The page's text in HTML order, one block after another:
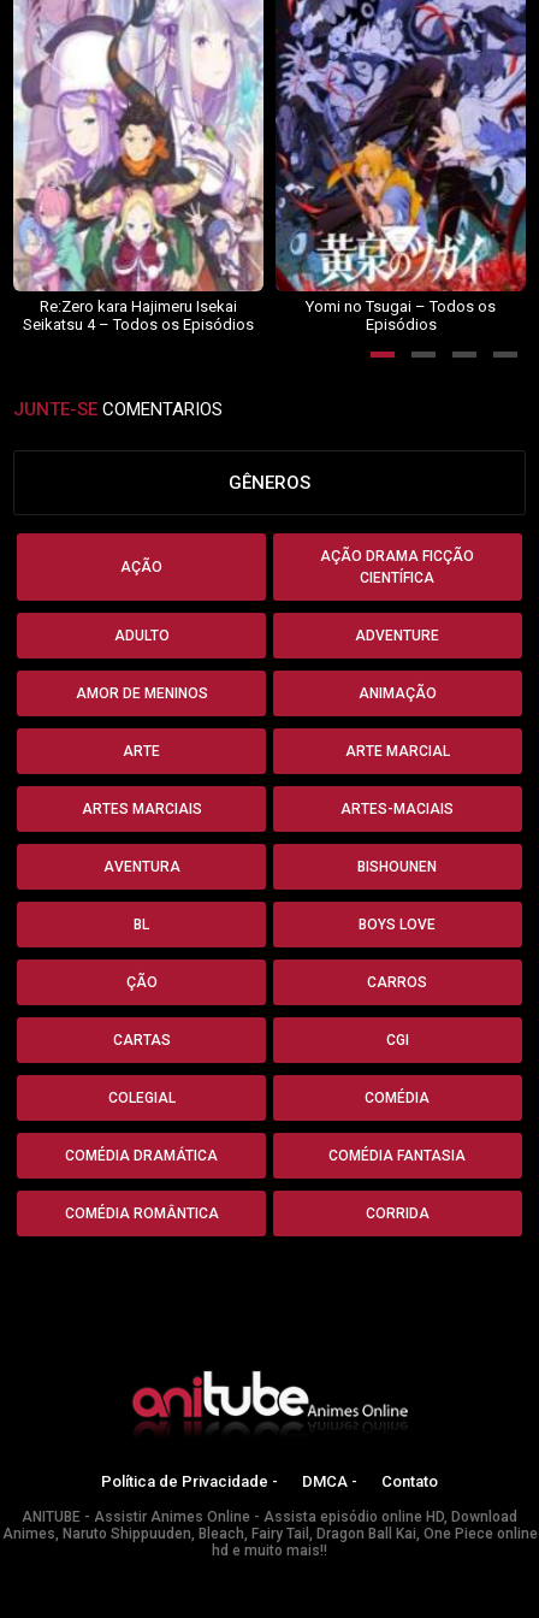
Re:Zero kara Hajimeru Isekai
Seikatsu 4 – Todos os Episódios
Yomi no Tsugai – Todos os
Episódios
JUNTE-SE COMENTARIOS
GÊNEROS
AÇÃO
AÇÃO DRAMA FICÇÃO
CIENTÍFICA
ADULTO ADVENTURE
AMOR DE MENINOS ANIMAÇÃO
ARTE ARTE MARCIAL
ARTES MARCIAIS ARTES-MACIAIS
AVENTURA BISHOUNEN
BL BOYS LOVE
ÇÃO CARROS
CARTAS CGI
COLEGIAL COMÉDIA
COMÉDIA DRAMÁTICA COMÉDIA FANTASIA
COMÉDIA ROMÂNTICA CORRIDA
Política de Privacidade - DMCA - Contato
ANITUBE - Assistir Animes Online - Assista episódio online HD, Download
Animes, Naruto Shippuuden, Bleach, Fairy Tail, Dragon Ball Kai, One Piece online
hd e muito mais!!